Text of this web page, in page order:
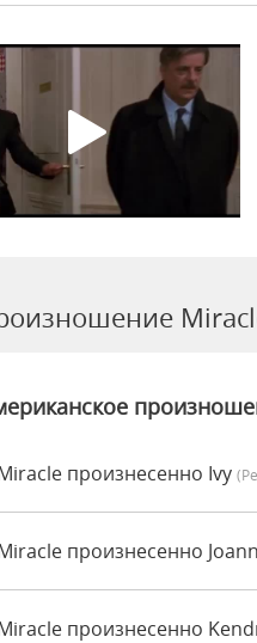
произнесенно Ivy
произнесенно
произнесенно